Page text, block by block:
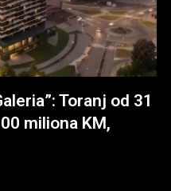
Toranj od 31
miliona KM,